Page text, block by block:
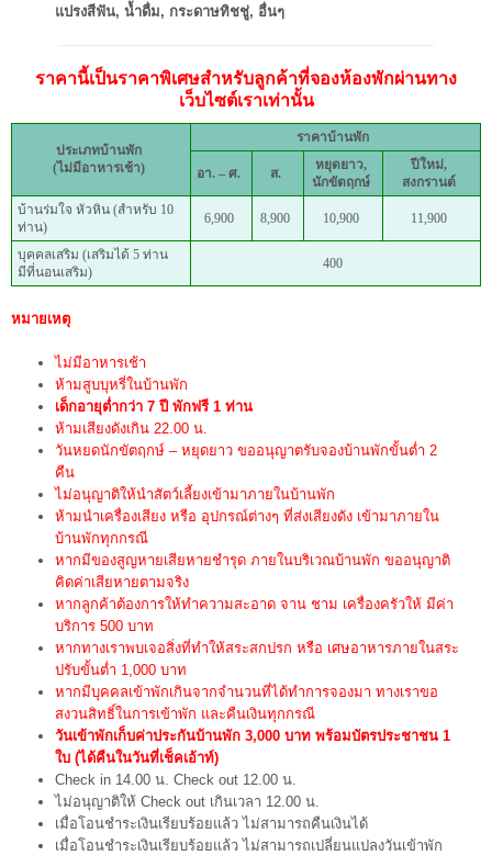
แปรงสีฟัน, น้ำดื่ม, กระดาษทิชชู่, อื่นๆ
ราคานี้เป็นราคาพิเศษสำหรับลูกค้าที่จองห้องพักผ่านทาง
เว็บไซต์เราเท่านั้น
ประเภทบ้านพัก
(ไม่มีอาหารเช้า)
ราคาบ้านพัก
อา. – ศ. ส.
หยุดยาว,
นักขัตฤกษ์
ปีใหม่,
สงกรานต์
บ้านร่มใจ หัวหิน (สำหรับ 10
ท่าน)
6,900 8,900 10,900 11,900
บุคคลเสริม (เสริมได้ 5 ท่าน
มีที่นอนเสริม)
400
หมายเหตุ
ไม่มีอาหารเช้า
ห้ามสูบบุหรี่ในบ้านพัก
เด็กอายุต่ำกว่า 7 ปี พักฟรี 1 ท่าน
ห้ามเสียงดังเกิน 22.00 น.
วันหยดนักขัตฤกษ์ – หยุดยาว ขออนุญาตรับจองบ้านพักขั้นต่ำ 2
คืน
ไม่อนุญาติให้นำสัตว์เลี้ยงเข้ามาภายในบ้านพัก
ห้ามนำเครื่องเสียง หรือ อุปกรณ์ต่างๆ ที่ส่งเสียงดัง เข้ามาภายใน
บ้านพักทุกกรณี
หากมีของสูญหายเสียหายชำรุด ภายในบริเวณบ้านพัก ขออนุญาติ
คิดค่าเสียหายตามจริง
หากลูกค้าต้องการให้ทำความสะอาด จาน ชาม เครื่องครัวให้ มีค่า
บริการ 500 บาท
หากทางเราพบเจอสิ่งที่ทำให้สระสกปรก หรือ เศษอาหารภายในสระ
ปรับขั้นต่ำ 1,000 บาท
หากมีบุคคลเข้าพักเกินจากจำนวนที่ได้ทำการจองมา ทางเราขอ
สงวนสิทธิ์ในการเข้าพัก และคืนเงินทุกกรณี
วันเข้าพักเก็บค่าประกันบ้านพัก 3,000 บาท พร้อมบัตรประชาชน 1
ใบ (ได้คืนในวันที่เช็คเอ้าท์)
Check in 14.00 น. Check out 12.00 น.
ไม่อนุญาติให้ Check out เกินเวลา 12.00 น.
เมื่อโอนชำระเงินเรียบร้อยแล้ว ไม่สามารถคืนเงินได้
เมื่อโอนชำระเงินเรียบร้อยแล้ว ไม่สามารถเปลี่ยนแปลงวันเข้าพัก